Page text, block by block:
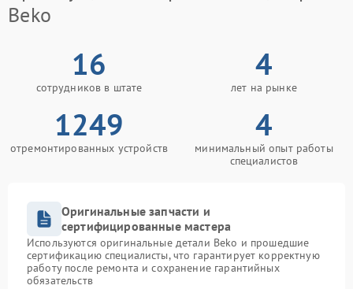
креплений, кнопок)
температуры
фильтра
1200 рублей
Замена прессостата 1550 рублей
1550 рублей
электропроводки
1250 рублей
Ремонт или замена
патрубка
1250 рублей
Beko
16
сотрудников в штате
4
лет на рынке
1249
отремонтированных устройств
4
минимальный опыт работы
специалистов
Оригинальные запчасти и
сертифицированные мастера
Используются оригинальные детали Beko и прошедшие
сертификацию специалисты, что гарантирует корректную
работу после ремонта и сохранение гарантийных
обязательств